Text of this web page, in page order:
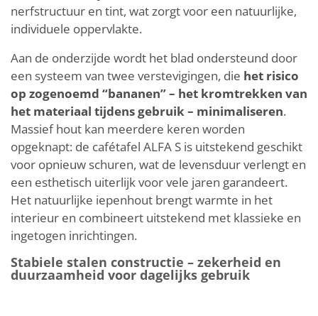
nerfstructuur en tint, wat zorgt voor een natuurlijke,
individuele oppervlakte.
Aan de onderzijde wordt het blad ondersteund door
een systeem van twee verstevigingen, die het risico
op zogenoemd “bananen” – het kromtrekken van
het materiaal tijdens gebruik – minimaliseren.
Massief hout kan meerdere keren worden
opgeknapt: de cafétafel ALFA S is uitstekend geschikt
voor opnieuw schuren, wat de levensduur verlengt en
een esthetisch uiterlijk voor vele jaren garandeert.
Het natuurlijke iepenhout brengt warmte in het
interieur en combineert uitstekend met klassieke en
ingetogen inrichtingen.
Stabiele stalen constructie – zekerheid en
duurzaamheid voor dagelijks gebruik